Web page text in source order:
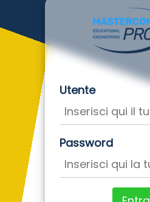
Utente
Password